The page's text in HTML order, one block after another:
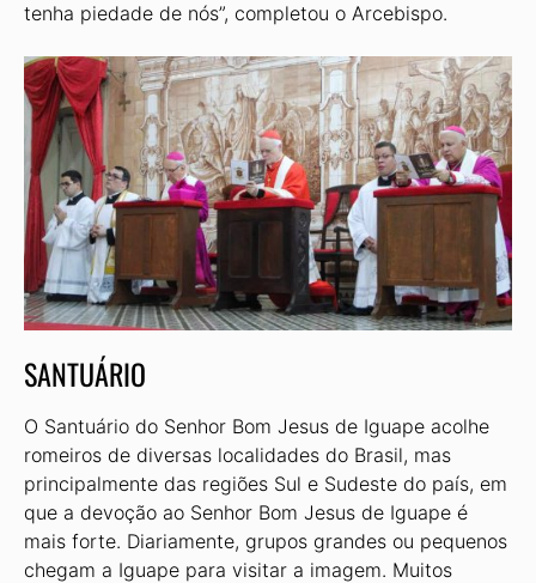
tenha piedade de nós”, completou o Arcebispo.
SANTUÁRIO
O Santuário do Senhor Bom Jesus de Iguape acolhe
romeiros de diversas localidades do Brasil, mas
principalmente das regiões Sul e Sudeste do país, em
que a devoção ao Senhor Bom Jesus de Iguape é
mais forte. Diariamente, grupos grandes ou pequenos
chegam a Iguape para visitar a imagem. Muitos